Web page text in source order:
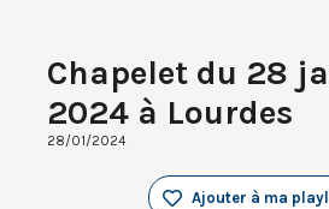
Chapelet du 28
2024 à Lourdes
28/01/2024
Ajouter à ma